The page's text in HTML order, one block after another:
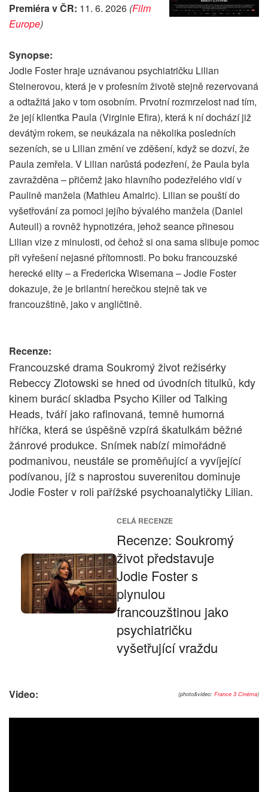
Premiéra v ČR: 11. 6. 2026 (Film
Europe)
Synopse:
Jodie Foster hraje uznávanou psychiatričku Lilian
Steinerovou, která je v profesním životě stejně rezervovaná
a odtažitá jako v tom osobním. Prvotní rozmrzelost nad tím,
že její klientka Paula (Virginie Efira), která k ní dochází již
devátým rokem, se neukázala na několika posledních
sezeních, se u Lilian změní ve zděšení, když se dozví, že
Paula zemřela. V Lilian narůstá podezření, že Paula byla
zavražděna – přičemž jako hlavního podezřelého vidí v
Paulině manžela (Mathieu Amalric). Lilian se pouští do
vyšetřování za pomoci jejího bývalého manžela (Daniel
Auteuil) a rovněž hypnotizéra, jehož seance přinesou
Lilian vize z minulosti, od čehož si ona sama slibuje pomoc
při vyřešení nejasné přítomnosti. Po boku francouzské
herecké elity – a Fredericka Wisemana – Jodie Foster
dokazuje, že je brilantní herečkou stejně tak ve
francouzštině, jako v angličtině.
Recenze:
Francouzské drama Soukromý život režisérky
Rebeccy Zlotowski se hned od úvodních titulků, kdy
kinem burácí skladba Psycho Killer od Talking
Heads, tváří jako rafinovaná, temně humorná
hříčka, která se úspěšně vzpírá škatulkám běžné
žánrové produkce. Snímek nabízí mimořádně
podmanivou, neustále se proměňující a vyvíjející
podívanou, jíž s naprostou suverenitou dominuje
Jodie Foster v roli pařížské psychoanalytičky Lilian.
CELÁ RECENZE
Recenze: Soukromý
život představuje
Jodie Foster s
plynulou
francouzštinou jako
psychiatričku
vyšetřující vraždu
(photo&video: France 3 Cinéma)
Video: